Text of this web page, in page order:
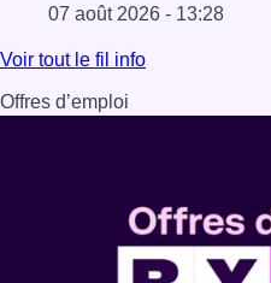
07 août 2026 - 13:28
Lire l'article 1.000 places
Voir tout le fil info
Offres d’emploi